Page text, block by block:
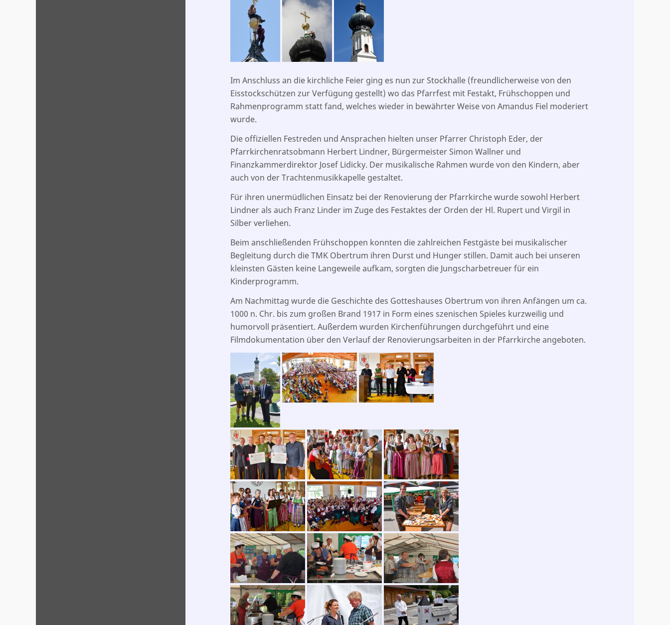
Im Anschluss an die kirchliche Feier ging es nun zur Stockhalle (freundlicherweise von den
Eisstockschützen zur Verfügung gestellt) wo das Pfarrfest mit Festakt, Frühschoppen und
Rahmenprogramm statt fand, welches wieder in bewährter Weise von Amandus Fiel moderiert
wurde.
Die offiziellen Festreden und Ansprachen hielten unser Pfarrer Christoph Eder, der
Pfarrkirchenratsobmann Herbert Lindner, Bürgermeister Simon Wallner und
Finanzkammerdirektor­ Josef Lidicky. Der musikalische Rahmen wurde von den Kindern, aber
auch von der Trachtenmusikkapelle gestaltet.
Für ihren unermüdlichen Einsatz bei der Renovierung der Pfarrkirche wurde sowohl Herbert
Lindner als auch Franz Linder im Zuge des Festaktes der Orden der Hl. Rupert und Virgil in
Silber verliehen.
Beim anschließenden Frühschoppen konnten die zahlreichen Festgäste bei musikalischer
Begleitung durch die TMK Obertrum ihren Durst und Hunger stillen. Damit auch bei unseren
kleinsten Gästen keine Langeweile aufkam, sorgten die Jungscharbetreuer für ein
Kinderprogramm.
Am Nachmittag wurde die Geschichte des Gotteshauses Obertrum von ihren Anfängen um ca.
1000 n. Chr. bis zum großen Brand 1917 in Form eines szenischen Spieles kurzweilig und
humorvoll präsentiert. Außerdem wurden Kirchenführungen durchgeführt und eine
Filmdokumentation über den Verlauf der Renovierungsarbeiten in der Pfarrkirche angeboten.